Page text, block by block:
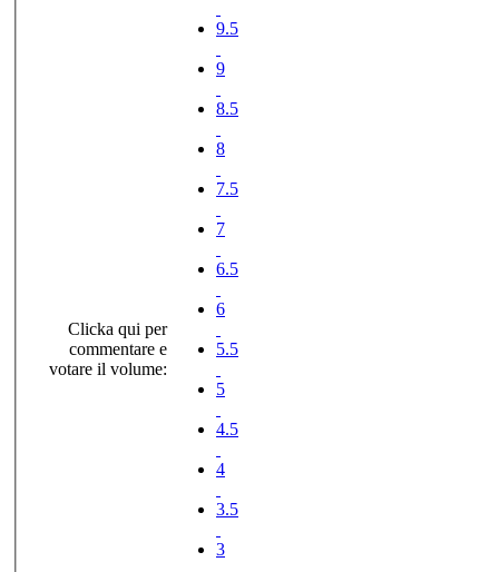
Clicka qui per
commentare e
votare il volume:
9.5
9
8.5
8
7.5
7
6.5
6
5.5
5
4.5
4
3.5
3